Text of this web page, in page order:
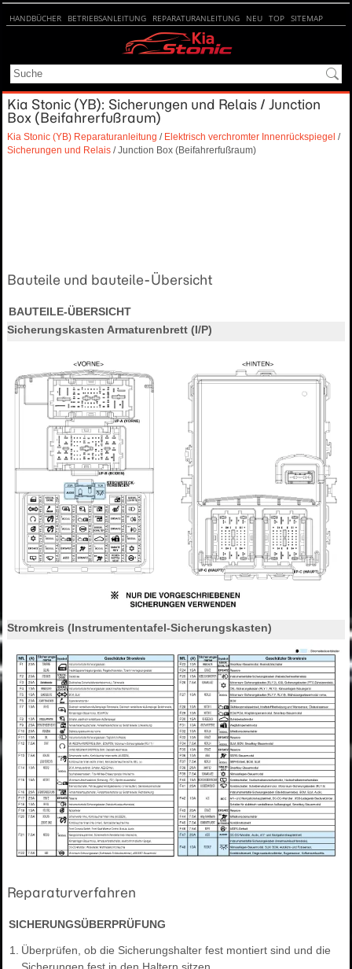
HANDBÜCHER BETRIEBSANLEITUNG REPARATURANLEITUNG NEU TOP SITEMAP
Kia Stonic (YB): Sicherungen und Relais / Junction
Box (Beifahrerfußraum)
Kia Stonic (YB) Reparaturanleitung / Elektrisch verchromter Innenrückspiegel /
Sicherungen und Relais / Junction Box (Beifahrerfußraum)
Bauteile und bauteile-Übersicht
BAUTEILE-ÜBERSICHT
Sicherungskasten Armaturenbrett (I/P)
Stromkreis (Instrumententafel-Sicherungskasten)
Reparaturverfahren
SICHERUNGSÜBERPRÜFUNG
1. Überprüfen, ob die Sicherungshalter fest montiert sind und die